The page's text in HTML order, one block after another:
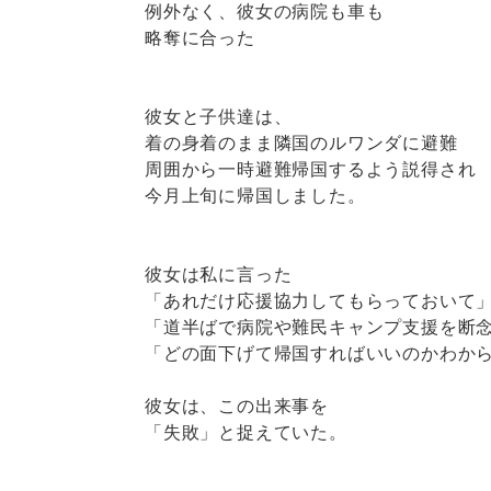
例外なく、彼女の病院も車も
略奪に合った
彼女と子供達は、
着の身着のまま隣国のルワンダに避難
周囲から一時避難帰国するよう説得され
今月上旬に帰国しました。
彼女は私に言った
「あれだけ応援協力してもらっておいて」
「道半ばで病院や難民キャンプ支援を断念
「どの面下げて帰国すればいいのかわか
彼女は、この出来事を
「失敗」と捉えていた。